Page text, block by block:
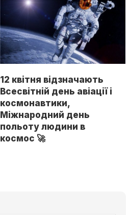
12 квітня відзначають
Всесвітній день авіації і
космонавтики,
Міжнародний день
польоту людини в
космос 🚀